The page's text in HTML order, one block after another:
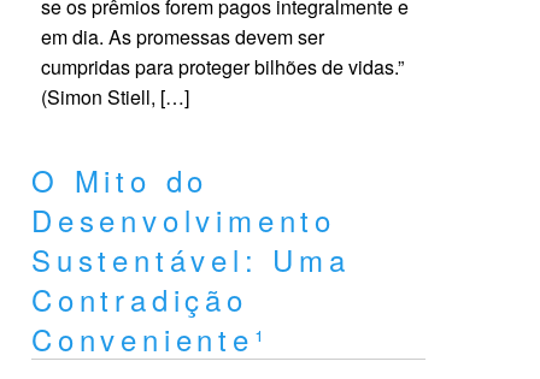
se os prêmios forem pagos integralmente e
em dia. As promessas devem ser
cumpridas para proteger bilhões de vidas.”
(Simon Stiell, […]
O Mito do
Desenvolvimento
Sustentável: Uma
Contradição
Conveniente¹